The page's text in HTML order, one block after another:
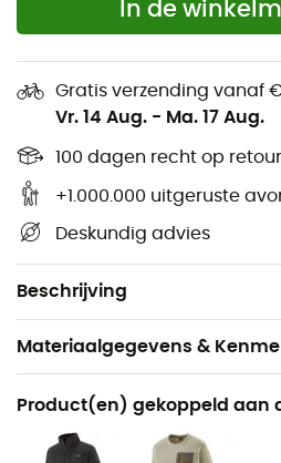
In de
Gratis verzending vanaf €
Vr. 14 Aug. - Ma. 17 Aug.
100 dagen recht op retour
+1.000.000 uitgeruste
Deskundig advies
Beschrijving
milieuvriendelijke keuze. Een
Materiaal: jacquard fleece
polyester met holle vezels
ultraluchtige zigzag-
transpiratievocht afvoert
Gestroomlijnde vorm,
Gewicht: 37 g
Materiaalgegevens &
Aanbevolen voor
Wandelen / Trekking /
Product(en) gekoppeld aan